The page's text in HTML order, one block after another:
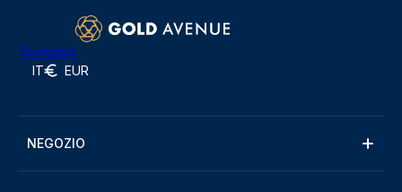
Trustpilot
IT EUR
NEGOZIO